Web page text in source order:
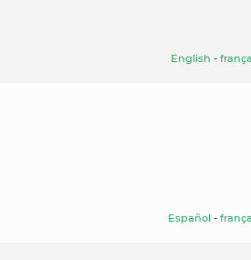
English -
Español -